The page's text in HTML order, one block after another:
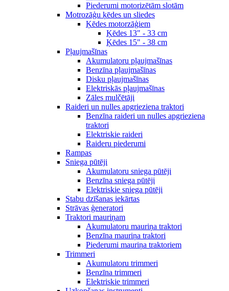
Piederumi motorizētām slotām
Motrozāģu ķēdes un sliedes
Ķēdes motorzāģiem
Ķēdes 13" - 33 cm
Ķēdes 15" - 38 cm
Pļaujmašīnas
Akumulatoru pļaujmašīnas
Benzīna pļaujmašīnas
Disku pļaujmašīnas
Elektriskās pļaujmašīnas
Zāles mulčētāji
Raideri un nulles apgrieziena traktori
Benzīna raideri un nulles apgrieziena
traktori
Elektriskie raideri
Raideru piederumi
Rampas
Sniega pūtēji
Akumulatoru sniega pūtēji
Benzīna sniega pūtēji
Elektriskie sniega pūtēji
Stabu dzīšanas iekārtas
Strāvas ģeneratori
Traktori mauriņam
Akumulatoru mauriņa traktori
Benzīna mauriņa traktori
Piederumi mauriņa traktoriem
Trimmeri
Akumulatoru trimmeri
Benzīna trimmeri
Elektriskie trimmeri